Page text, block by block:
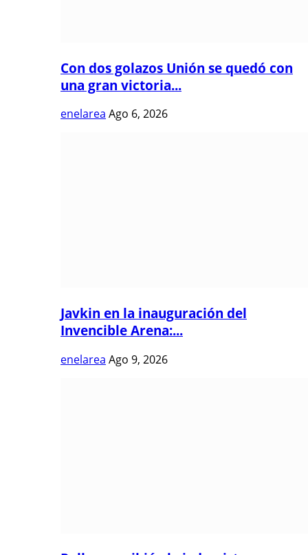
Con dos golazos Unión se quedó con
una gran victoria...
enelarea Ago 6, 2026
Javkin en la inauguración del
Invencible Arena:...
enelarea Ago 9, 2026